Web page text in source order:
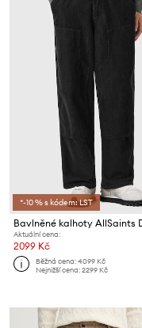
*-10 % s kódem: LST
Aktuální cena:
2099 Kč
Běžná cena:4099 Kč
Nejnižší cena:2299 Kč